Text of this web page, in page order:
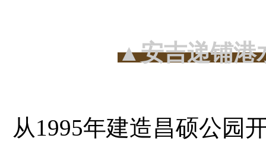
▲安吉递铺港
从1995年建造昌硕公园